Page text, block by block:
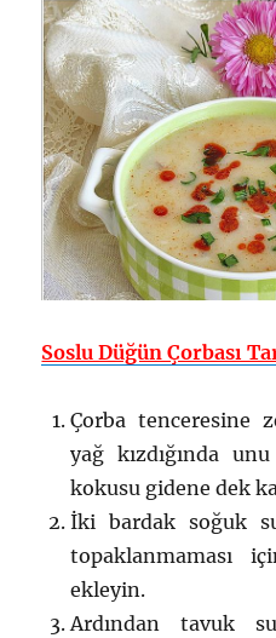
Soslu Düğün Çorbası
Çorba tenceresine
yağ kızdığında
kokusu gidene dek
İki bardak soğuk
topaklanmaması
ekleyin.
Ardından tavuk